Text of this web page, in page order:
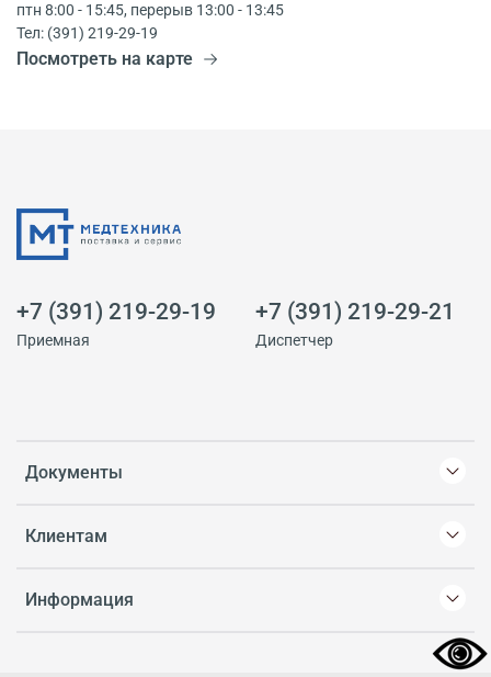
птн 8:00 - 15:45, перерыв 13:00 - 13:45
Тел: (391) 219-29-19
Посмотреть на карте
Документы
Клиентам
Информация
+7 (391) 219-29-19
Приемная
+7 (391) 219-29-21
Диспетчер